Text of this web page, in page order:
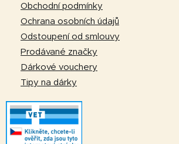
Obchodní podmínky
Ochrana osobních údajů
Odstoupení od smlouvy
Prodávané značky
Dárkové vouchery
Tipy na dárky